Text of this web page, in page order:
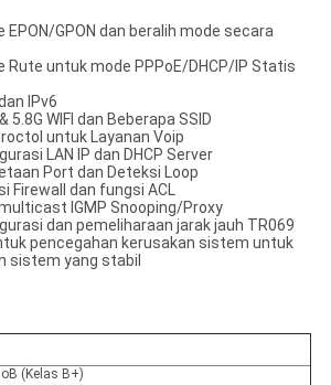
EPON/GPON dan beralih mode secara
Rute untuk mode PPPoE/DHCP/IP Statis
IPv6
5.8G WIFI dan Beberapa SSID
untuk Layanan Voip
LAN IP dan DHCP Server
Port dan Deteksi Loop
Firewall dan fungsi ACL
IGMP Snooping/Proxy
dan pemeliharaan jarak jauh TR069
pencegahan kerusakan sistem untuk
sistem yang stabil
(Kelas B+)